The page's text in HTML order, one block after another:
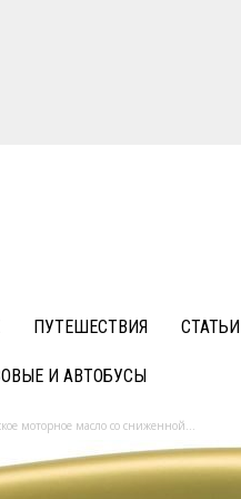
ПУТЕШЕСТВИЯ СТАТЬИ
И АВТОБУСЫ
моторное масло со сниженной...